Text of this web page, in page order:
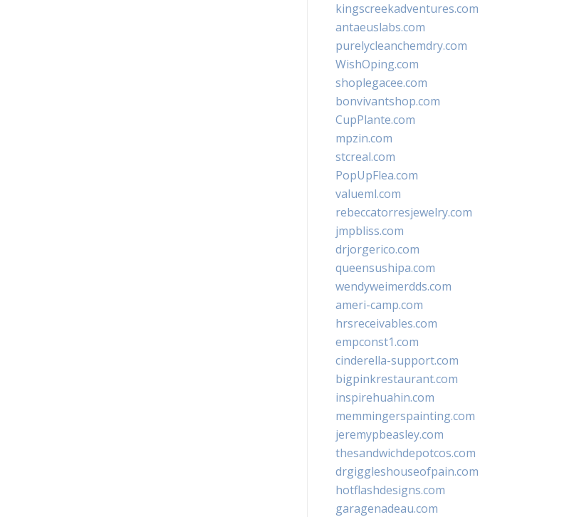
kingscreekadventures.com
antaeuslabs.com
purelycleanchemdry.com
WishOping.com
shoplegacee.com
bonvivantshop.com
CupPlante.com
mpzin.com
stcreal.com
PopUpFlea.com
valueml.com
rebeccatorresjewelry.com
jmpbliss.com
drjorgerico.com
queensushipa.com
wendyweimerdds.com
ameri-camp.com
hrsreceivables.com
empconst1.com
cinderella-support.com
bigpinkrestaurant.com
inspirehuahin.com
memmingerspainting.com
jeremypbeasley.com
thesandwichdepotcos.com
drgiggleshouseofpain.com
hotflashdesigns.com
garagenadeau.com